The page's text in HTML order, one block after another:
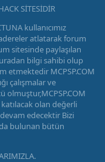
SİTESİDİR
kullanıcımız
atlatarak forum
sitesinde paylaşılan
bilgi sahibi olup
etmektedir MCPSP.COM
çalışmalar ve
olan değerli
devam edecektir Bizi
bulunan bütün